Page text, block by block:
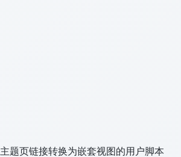
题页链接转换为嵌套视图的用户脚本